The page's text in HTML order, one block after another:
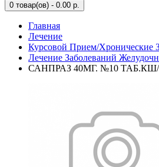
0 товар(ов) - 0.00 р.
Главная
Лечение
Курсовой Прием/Хронические
Лечение Заболеваний
САНПРАЗ 40МГ. №10